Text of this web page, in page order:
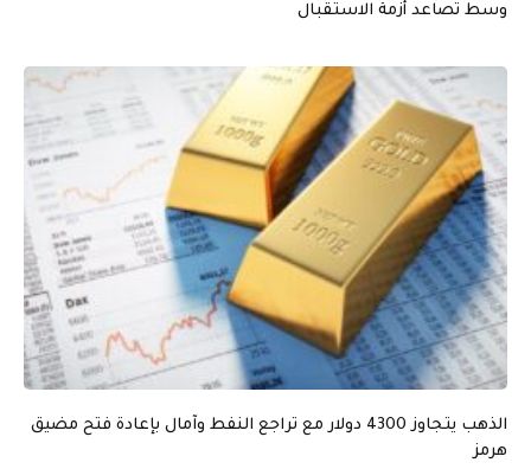
وسط تصاعد أزمة الاستقبال
الذهب يتجاوز 4300 دولار مع تراجع النفط وآمال بإعادة فتح مضيق
هرمز